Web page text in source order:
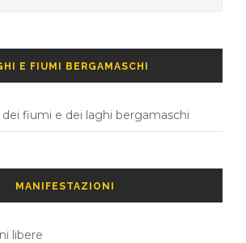
E FIUMI BERGAMASCHI
fiumi e dei laghi bergamaschi
MANIFESTAZIONI
libere